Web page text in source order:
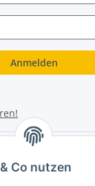
Anmelden
Co nutzen